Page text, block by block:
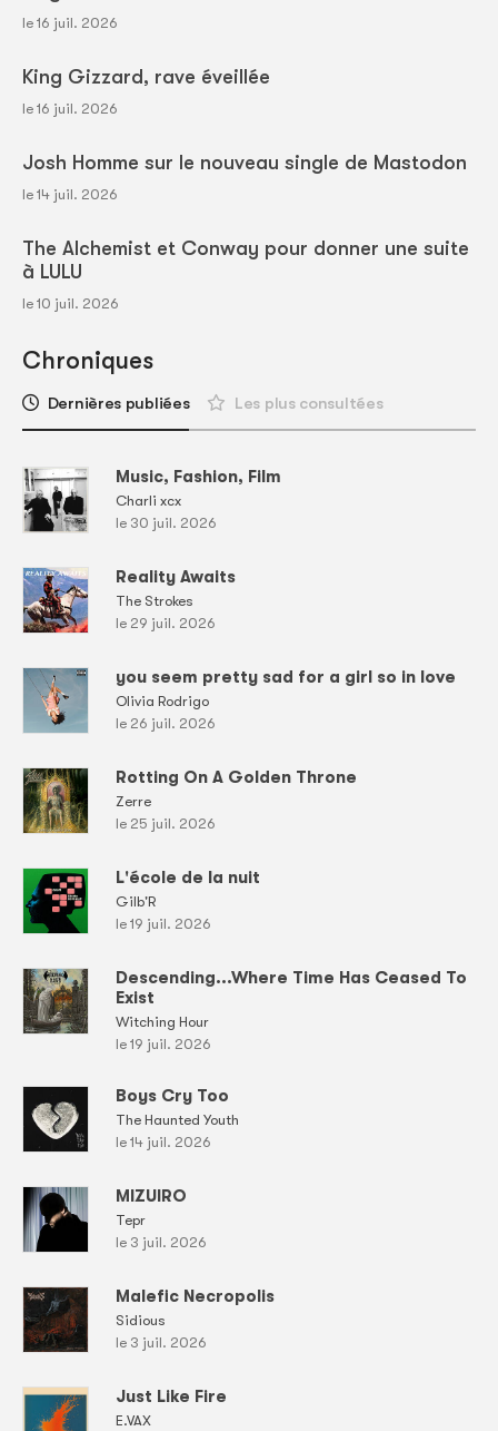
le 16 juil. 2026
King Gizzard, rave éveillée
le 16 juil. 2026
Josh Homme sur le nouveau single de Mastodon
le 14 juil. 2026
The Alchemist et Conway pour donner une suite
à LULU
le 10 juil. 2026
Chroniques
Dernières publiées Les plus consultées
Music, Fashion, Film
Charli xcx
le 30 juil. 2026
Reality Awaits
The Strokes
le 29 juil. 2026
you seem pretty sad for a girl so in love
Olivia Rodrigo
le 26 juil. 2026
Rotting On A Golden Throne
Zerre
le 25 juil. 2026
L'école de la nuit
Gilb'R
le 19 juil. 2026
Descending...Where Time Has Ceased To
Exist
Witching Hour
le 19 juil. 2026
Boys Cry Too
The Haunted Youth
le 14 juil. 2026
MIZUIRO
Tepr
le 3 juil. 2026
Malefic Necropolis
Sidious
le 3 juil. 2026
Just Like Fire
E.VAX